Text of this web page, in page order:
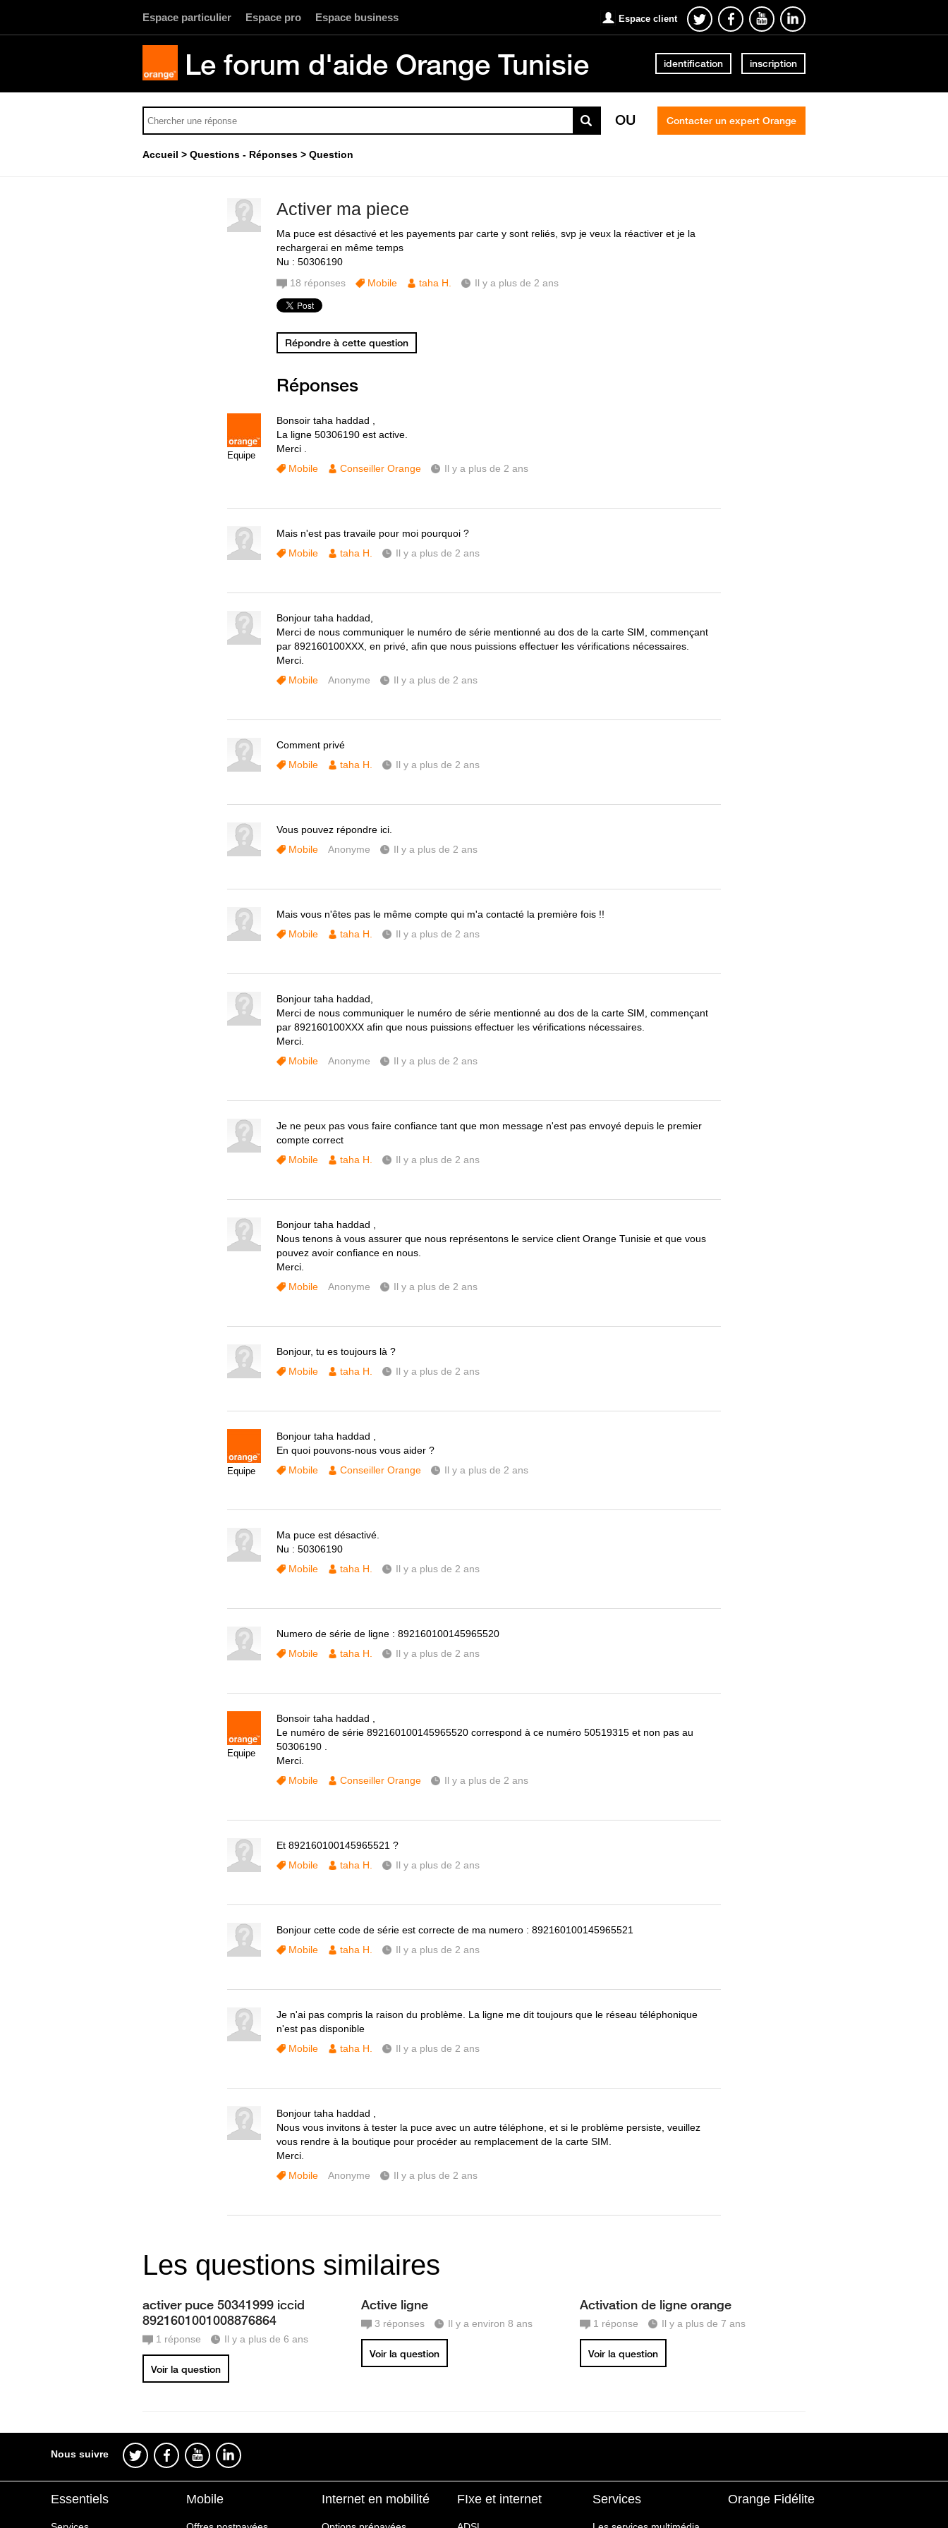
Espace particulier Espace pro Espace business Espace client
Le forum d'aide Orange Tunisie identification inscription
OU Contacter un expert Orange
Accueil Questions - Réponses Question
Activer ma piece
Ma puce est désactivé et les payements par carte y sont reliés, svp je veux la réactiver et je la
rechargerai en même temps
Nu : 50306190
18 réponses Mobile taha H. Il y a plus de 2 ans
Répondre à cette question
Réponses
Equipe
Bonsoir taha haddad ,
La ligne 50306190 est active.
Merci .
Mobile
Conseiller Orange Il y a plus de 2 ans
Mais n'est pas travaile pour moi pourquoi ?
Mobile
taha H. Il y a plus de 2 ans
Bonjour taha haddad,
Merci de nous communiquer le numéro de série mentionné au dos de la carte SIM, commençant
par 892160100XXX, en privé, afin que nous puissions effectuer les vérifications nécessaires.
Merci.
Mobile
Anonyme Il y a plus de 2 ans
Comment privé
Mobile
taha H. Il y a plus de 2 ans
Vous pouvez répondre ici.
Mobile
Anonyme Il y a plus de 2 ans
Mais vous n'êtes pas le même compte qui m'a contacté la première fois !!
Mobile
taha H. Il y a plus de 2 ans
Bonjour taha haddad,
Merci de nous communiquer le numéro de série mentionné au dos de la carte SIM, commençant
par 892160100XXX afin que nous puissions effectuer les vérifications nécessaires.
Merci.
Mobile
Anonyme Il y a plus de 2 ans
Je ne peux pas vous faire confiance tant que mon message n'est pas envoyé depuis le premier
compte correct
Mobile
taha H. Il y a plus de 2 ans
Bonjour taha haddad ,
Nous tenons à vous assurer que nous représentons le service client Orange Tunisie et que vous
pouvez avoir confiance en nous.
Merci.
Mobile
Anonyme Il y a plus de 2 ans
Bonjour, tu es toujours là ?
Mobile
taha H. Il y a plus de 2 ans
Equipe
Bonjour taha haddad ,
En quoi pouvons-nous vous aider ?
Mobile
Conseiller Orange Il y a plus de 2 ans
Ma puce est désactivé.
Nu : 50306190
Mobile
taha H. Il y a plus de 2 ans
Numero de série de ligne : 892160100145965520
Mobile
taha H. Il y a plus de 2 ans
Equipe
Bonsoir taha haddad ,
Le numéro de série 892160100145965520 correspond à ce numéro 50519315 et non pas au
50306190 .
Merci.
Mobile
Conseiller Orange Il y a plus de 2 ans
Et 892160100145965521 ?
Mobile
taha H. Il y a plus de 2 ans
Bonjour cette code de série est correcte de ma numero : 892160100145965521
Mobile
taha H. Il y a plus de 2 ans
Je n'ai pas compris la raison du problème. La ligne me dit toujours que le réseau téléphonique
n'est pas disponible
Mobile
taha H. Il y a plus de 2 ans
Bonjour taha haddad ,
Nous vous invitons à tester la puce avec un autre téléphone, et si le problème persiste, veuillez
vous rendre à la boutique pour procéder au remplacement de la carte SIM.
Merci.
Mobile
Anonyme Il y a plus de 2 ans
Les questions similaires
activer puce 50341999 iccid
8921601001008876864
1 réponse Il y a plus de 6 ans
Voir la question
Active ligne
3 réponses Il y a environ 8 ans
Voir la question
Activation de ligne orange
1 réponse Il y a plus de 7 ans
Voir la question
Nous suivre
Essentiels Mobile Internet en mobilité FIxe et internet Services Orange Fidélite